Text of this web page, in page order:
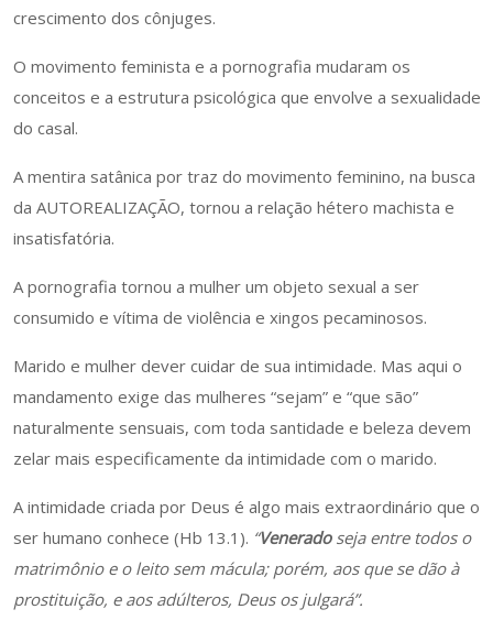
crescimento dos cônjuges.
O movimento feminista e a pornografia mudaram os
conceitos e a estrutura psicológica que envolve a sexualidade
do casal.
A mentira satânica por traz do movimento feminino, na busca
da AUTOREALIZAÇÃO, tornou a relação hétero machista e
insatisfatória.
A pornografia tornou a mulher um objeto sexual a ser
consumido e vítima de violência e xingos pecaminosos.
Marido e mulher dever cuidar de sua intimidade. Mas aqui o
mandamento exige das mulheres “sejam” e “que são”
naturalmente sensuais, com toda santidade e beleza devem
zelar mais especificamente da intimidade com o marido.
A intimidade criada por Deus é algo mais extraordinário que o
ser humano conhece (Hb 13.1). “Veneradoseja entre todos o
matrimônio e o leito sem mácula; porém, aos que se dão à
prostituição, e aos adúlteros, Deus os julgará”.